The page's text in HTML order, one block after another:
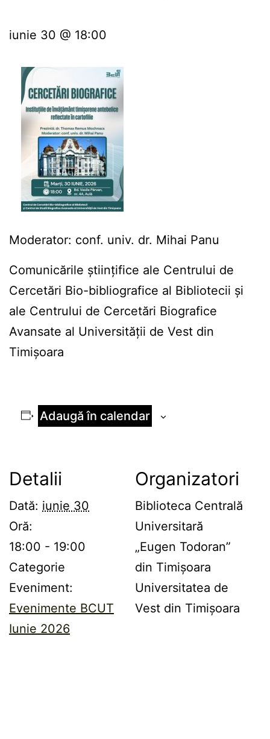
iunie 30 @ 18:00
Moderator: conf. univ. dr. Mihai Panu
Comunicările științifice ale Centrului de
Cercetări Bio-bibliografice al Bibliotecii și
ale Centrului de Cercetări Biografice
Avansate al Universității de Vest din
Timișoara
Adaugă în calendar
Detalii
Dată: iunie 30
Oră:
18:00 - 19:00
Categorie
Eveniment:
Evenimente BCUT
Iunie 2026
Organizatori
Biblioteca Centrală
Universitară
„Eugen Todoran”
din Timișoara
Universitatea de
Vest din Timișoara